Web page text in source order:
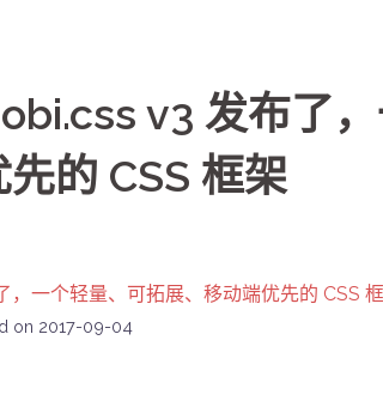
v3 发布了
的 CSS 框架
一个轻量、可拓展、移动端优先的 CSS
on 2017-09-04